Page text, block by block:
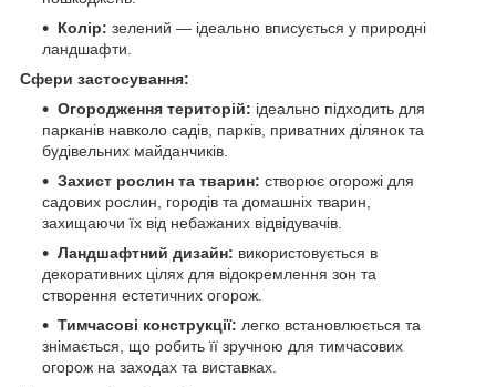
Колір: зелений — ідеально вписується у природні
ландшафти.
Сфери застосування:
Огородження територій: ідеально підходить для
парканів навколо садів, парків, приватних ділянок та
будівельних майданчиків.
Захист рослин та тварин: створює огорожі для
садових рослин, городів та домашніх тварин,
захищаючи їх від небажаних відвідувачів.
Ландшафтний дизайн: використовується в
декоративних цілях для відокремлення зон та
створення естетичних огорож.
Тимчасові конструкції: легко встановлюється та
знімається, що робить її зручною для тимчасових
огорож на заходах та виставках.